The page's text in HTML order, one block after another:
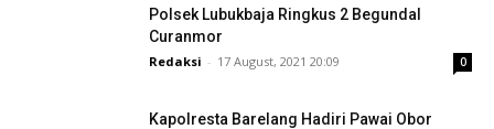
Polsek Lubukbaja Ringkus 2 Begundal
Curanmor
Redaksi - 17 August, 2021 20:09 0
Kapolresta Barelang Hadiri Pawai Obor